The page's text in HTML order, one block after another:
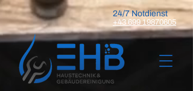
24/7 Notdienst
+43 699 19870605